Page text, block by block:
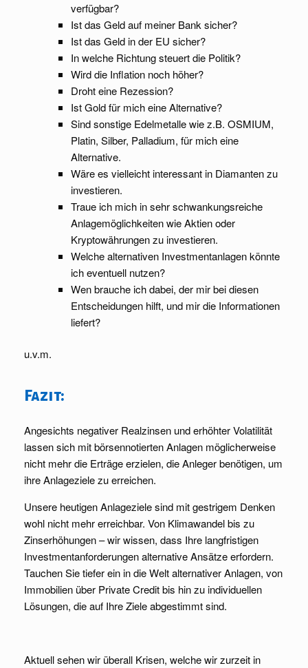
verfügbar?
Ist das Geld auf meiner Bank sicher?
Ist das Geld in der EU sicher?
In welche Richtung steuert die Politik?
Wird die Inflation noch höher?
Droht eine Rezession?
Ist Gold für mich eine Alternative?
Sind sonstige Edelmetalle wie z.B. OSMIUM,
Platin, Silber, Palladium, für mich eine
Alternative.
Wäre es vielleicht interessant in Diamanten zu
investieren.
Traue ich mich in sehr schwankungsreiche
Anlagemöglichkeiten wie Aktien oder
Kryptowährungen zu investieren.
Welche alternativen Investmentanlagen könnte
ich eventuell nutzen?
Wen brauche ich dabei, der mir bei diesen
Entscheidungen hilft, und mir die Informationen
liefert?
u.v.m.
Fazit:
Angesichts negativer Realzinsen und erhöhter Volatilität
lassen sich mit börsennotierten Anlagen möglicherweise
nicht mehr die Erträge erzielen, die Anleger benötigen, um
ihre Anlageziele zu erreichen.
Unsere heutigen Anlageziele sind mit gestrigem Denken
wohl nicht mehr erreichbar. Von Klimawandel bis zu
Zinserhöhungen – wir wissen, dass Ihre langfristigen
Investmentanforderungen alternative Ansätze erfordern.
Tauchen Sie tiefer ein in die Welt alternativer Anlagen, von
Immobilien über Private Credit bis hin zu individuellen
Lösungen, die auf Ihre Ziele abgestimmt sind.
Aktuell sehen wir überall Krisen, welche wir zurzeit in